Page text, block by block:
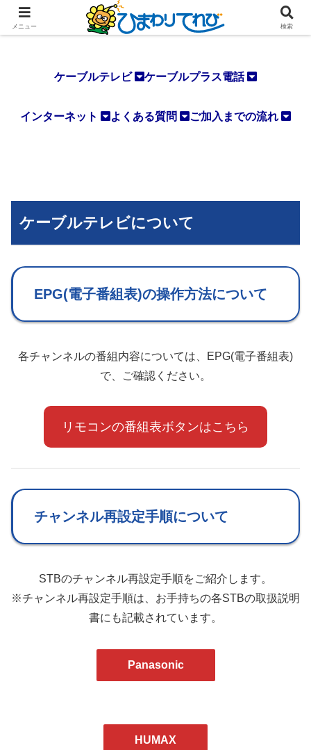
ケーブルテレビ ケーブルプラス電話
インターネット よくある質問 ご加入までの流れ
ケーブルテレビについて
EPG(電子番組表)の操作方法について
各チャンネルの番組内容については、EPG(電子番組表)
で、ご確認ください。
リモコンの番組表ボタンはこちら
チャンネル再設定手順について
STBのチャンネル再設定手順をご紹介します。
※チャンネル再設定手順は、お手持ちの各STBの取扱説明
書にも記載されています。
Panasonic
HUMAX
メニュー 検索